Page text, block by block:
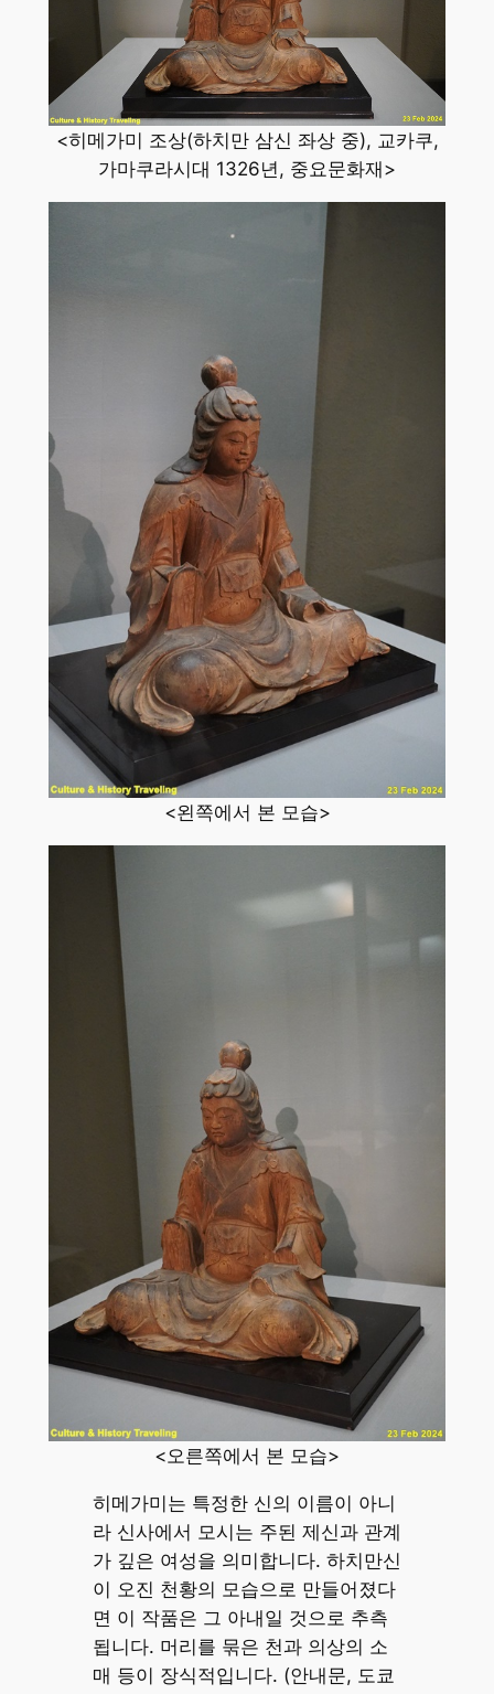
<히메가미 조상(하치만 삼신 좌상 중), 교카쿠,
가마쿠라시대 1326년, 중요문화재>
<왼쪽에서 본 모습>
<오른쪽에서 본 모습>
히메가미는 특정한 신의 이름이 아니
라 신사에서 모시는 주된 제신과 관계
가 깊은 여성을 의미합니다. 하치만신
이 오진 천황의 모습으로 만들어졌다
면 이 작품은 그 아내일 것으로 추측
됩니다. 머리를 묶은 천과 의상의 소
매 등이 장식적입니다. (안내문, 도쿄